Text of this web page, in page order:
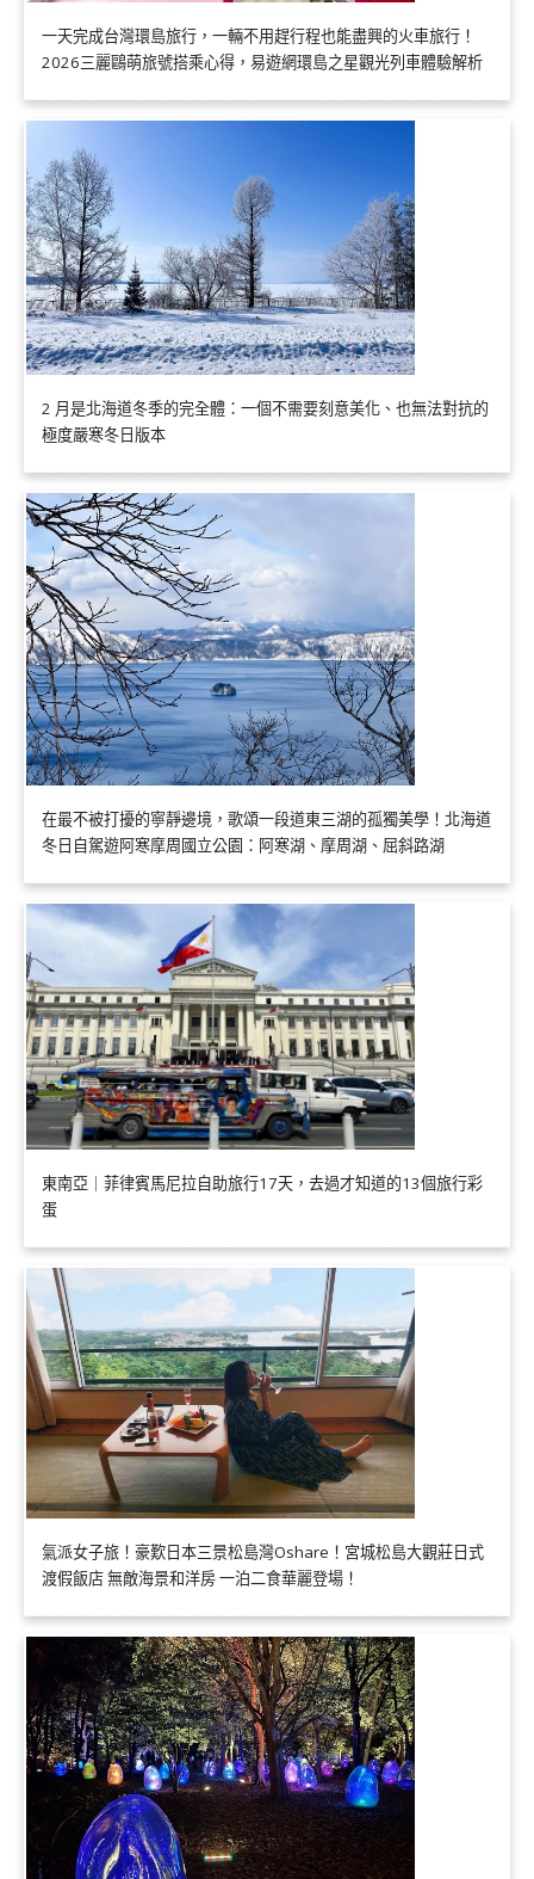
一天完成台灣環島旅行，一輛不用趕行程也能盡興的火車旅行！
2026三麗鷗萌旅號搭乘心得，易遊網環島之星觀光列車體驗解析
2 月是北海道冬季的完全體：一個不需要刻意美化、也無法對抗的
極度嚴寒冬日版本
在最不被打擾的寧靜邊境，歌頌一段道東三湖的孤獨美學！北海道
冬日自駕遊阿寒摩周國立公園：阿寒湖、摩周湖、屈斜路湖
東南亞｜菲律賓馬尼拉自助旅行17天，去過才知道的13個旅行彩
蛋
氣派女子旅！豪歎日本三景松島灣Oshare！宮城松島大觀莊日式
渡假飯店 無敵海景和洋房 一泊二食華麗登場！